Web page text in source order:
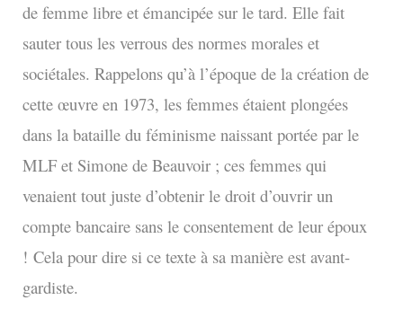
de femme libre et émancipée sur le tard. Elle fait
sauter tous les verrous des normes morales et
sociétales. Rappelons qu’à l’époque de la création de
cette œuvre en 1973, les femmes étaient plongées
dans la bataille du féminisme naissant portée par le
MLF et Simone de Beauvoir ; ces femmes qui
venaient tout juste d’obtenir le droit d’ouvrir un
compte bancaire sans le consentement de leur époux
! Cela pour dire si ce texte à sa manière est avant-
gardiste.